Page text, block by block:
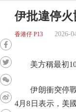
伊批違停
香港仔 P13 2026-
美方稱最初10
伊朗衝突停戰
4月8日表示，美